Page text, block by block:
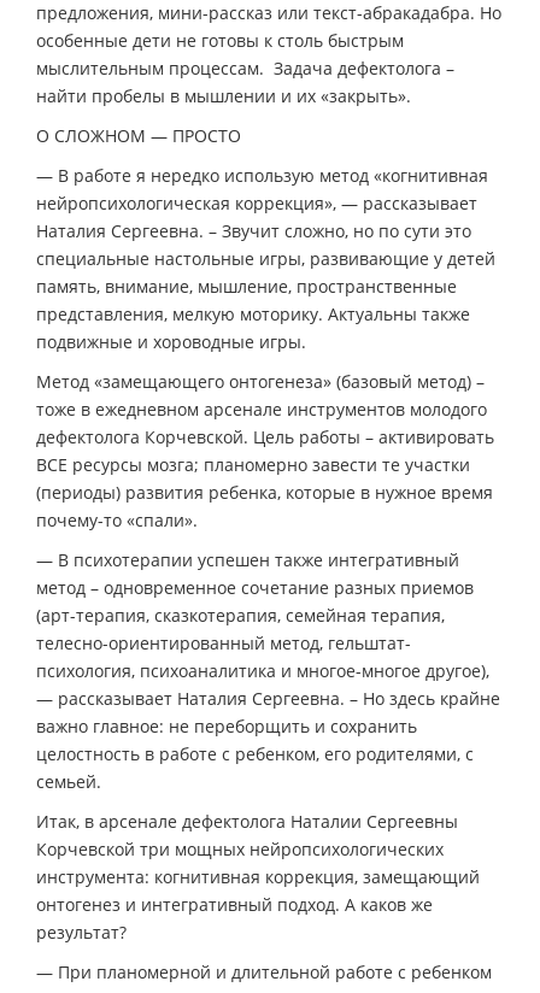
предложения, мини-рассказ или текст-абракадабра. Но
особенные дети не готовы к столь быстрым
мыслительным процессам. Задача дефектолога –
найти пробелы в мышлении и их «закрыть».
О СЛОЖНОМ — ПРОСТО
— В работе я нередко использую метод «когнитивная
нейропсихологическая коррекция», — рассказывает
Наталия Сергеевна. – Звучит сложно, но по сути это
специальные настольные игры, развивающие у детей
память, внимание, мышление, пространственные
представления, мелкую моторику. Актуальны также
подвижные и хороводные игры.
Метод «замещающего онтогенеза» (базовый метод) –
тоже в ежедневном арсенале инструментов молодого
дефектолога Корчевской. Цель работы – активировать
ВСЕ ресурсы мозга; планомерно завести те участки
(периоды) развития ребенка, которые в нужное время
почему-то «спали».
— В психотерапии успешен также интегративный
метод – одновременное сочетание разных приемов
(арт-терапия, сказкотерапия, семейная терапия,
телесно-ориентированный метод, гельштат-
психология, психоаналитика и многое-многое другое),
— рассказывает Наталия Сергеевна. – Но здесь крайне
важно главное: не переборщить и сохранить
целостность в работе с ребенком, его родителями, с
семьей.
Итак, в арсенале дефектолога Наталии Сергеевны
Корчевской три мощных нейропсихологических
инструмента: когнитивная коррекция, замещающий
онтогенез и интегративный подход. А каков же
результат?
— При планомерной и длительной работе с ребенком